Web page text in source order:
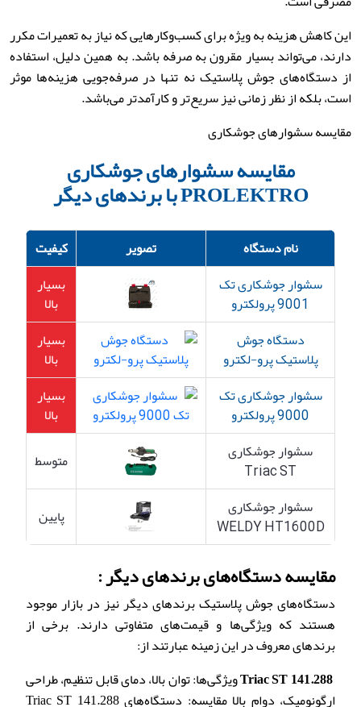
این کاهش هزینه به ویژه برای کسب‌وکارهایی که نیاز به تعمیرات مکرر
دارند، می‌تواند بسیار مقرون به صرفه باشد. به همین دلیل، استفاده
از دستگاه‌های جوش پلاستیک نه تنها در صرفه‌جویی هزینه‌ها موثر
است، بلکه از نظر زمانی نیز سریع‌تر و کارآمدتر می‌باشد.
مقایسه سشوارهای جوشکاری
مقایسه سشوارهای جوشکاری
PROLEKTRO با برندهای دیگر
نام دستگاه تصویر
کیفیت
سشوار جوشکاری تک
9001 پرولکترو
بسیار
بالا
دستگاه جوش
پلاستیک پرو-لکترو
بسیار
بالا
سشوار جوشکاری تک
9000 پرولکترو
بسیار
بالا
سشوار جوشکاری
Triac ST
متوسط
سشوار جوشکاری
WELDY HT1600D پایین
مقایسه دستگاه‌های برندهای دیگر :
دستگاه‌های جوش پلاستیک برندهای دیگر نیز در بازار موجود
هستند که ویژگی‌ها و قیمت‌های متفاوتی دارند. برخی از
برندهای معروف در این زمینه عبارتند از:
Triac ST 141.288ویژگی‌ها: توان بالا، دمای قابل تنظیم، طراحی
ارگونومیک، دوام بالا مقایسه: دستگاه‌های Triac ST 141.288